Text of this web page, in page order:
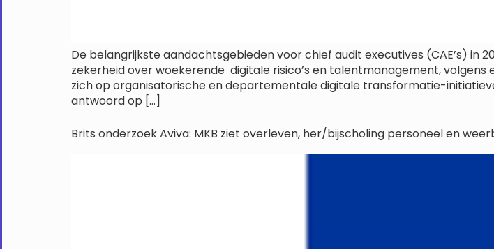
De belangrijkste aandachtsgebieden voor chief audit executives (CAE’s)
zekerheid over woekerende digitale risico’s en talentmanagement, volgens
zich op organisatorische en departementale digitale transformatie-
antwoord op […]
Brits onderzoek Aviva: MKB ziet overleven, her/bijscholing personeel en